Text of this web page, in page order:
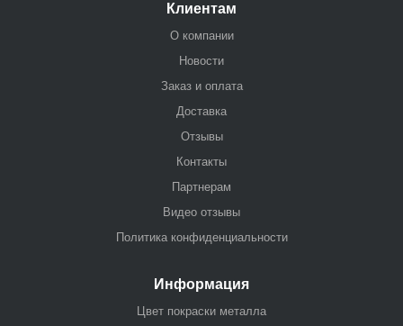
Клиентам
О компании
Новости
Заказ и оплата
Доставка
Отзывы
Контакты
Партнерам
Видео отзывы
Политика конфиденциальности
Информация
Цвет покраски металла